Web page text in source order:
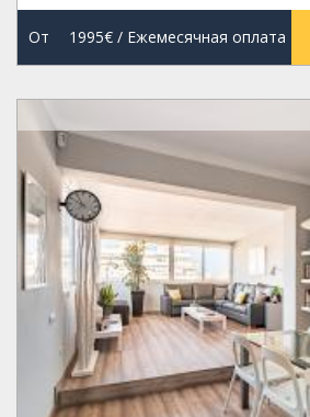
От 1995€/ Ежемесячная оплата